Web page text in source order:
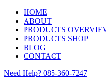
HOME
ABOUT
PRODUCTS
PRODUCTS SHOP
BLOG
CONTACT
Need Help? 085-360-7247